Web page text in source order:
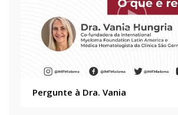
Pergunte à Dra. Vania